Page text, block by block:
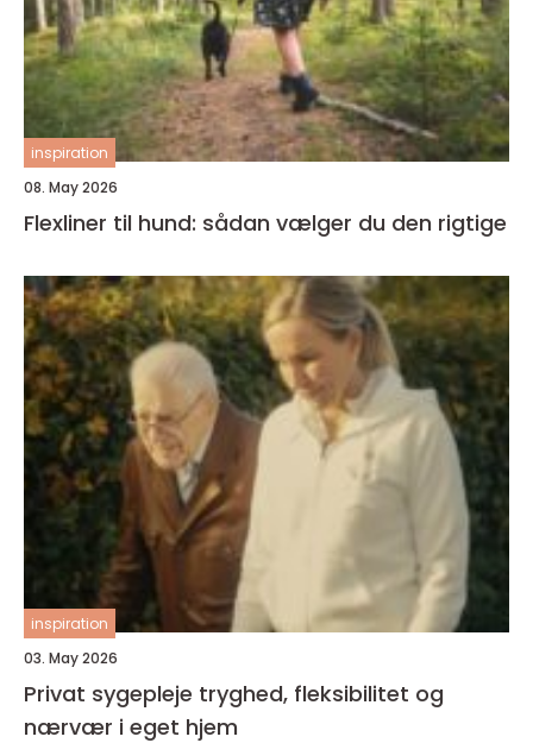
inspiration
08. May 2026
Flexliner til hund: sådan vælger du den rigtige
inspiration
03. May 2026
Privat sygepleje tryghed, fleksibilitet og
nærvær i eget hjem